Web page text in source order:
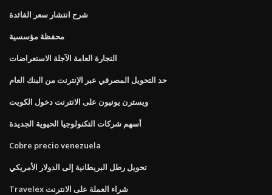
شرح انتشار سعر الفائدة
محفظة مؤسسية
التجارة العامة الآجلة الاستعراضات
حد التحويل المصرفي عبر الإنترنت من البنك العام
ويسترن يونيون على الانترنت دخول الكويت
أسهم شركات التكنولوجيا الحيوية الجديدة
Cobre precio venezuela
تحويل رطل البريطانية إلى الدولار الأمريكي
Travelex شراء العملة على الانترنت